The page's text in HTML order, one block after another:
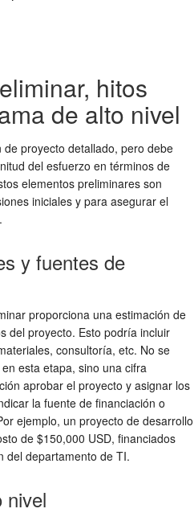
hitos
de alto nivel
proyecto detallado, pero debe
del esfuerzo en términos de
elementos preliminares son
iniciales y para asegurar el
y fuentes de
proporciona una estimación de
del proyecto. Esto podría incluir
consultoría, etc. No se
esta etapa, sino una cifra
aprobar el proyecto y asignar los
la fuente de financiación o
ejemplo, un proyecto de desarrollo
de $150,000 USD, financiados
del departamento de TI.
nivel